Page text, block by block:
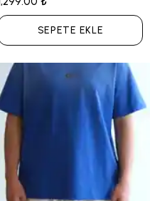
SEPETE EKLE